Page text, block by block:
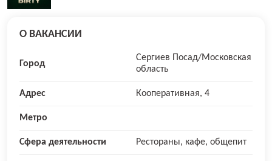
О ВАКАНСИИ
Город
Сергиев Посад/Московская
область
Адрес Кооперативная, 4
Метро
Сфера деятельности Рестораны, кафе, общепит